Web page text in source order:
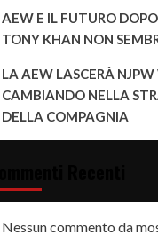
AEW E IL FUTURO
TONY KHAN NON
LA AEW LASCERÀ
CAMBIANDO NELLA
DELLA COMPAGNIA
Nessun commento da